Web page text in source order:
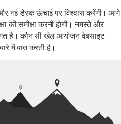
नई डेस्क ऊंचाई पर विश्वास करेंगी। आगे
की समीक्षा करनी होगी। नमस्ते और
है। कौन सी खेल आयोजन वेबसाइट
में बात करती है।